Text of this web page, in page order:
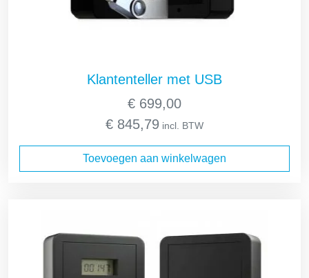
Klantenteller met USB
€ 699,00
€ 845,79 incl. BTW
Toevoegen aan winkelwagen